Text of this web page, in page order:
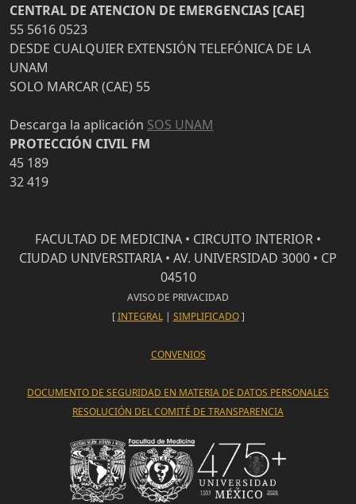
CENTRAL DE ATENCION DE EMERGENCIAS [CAE]
55 5616 0523
DESDE CUALQUIER EXTENSIÓN TELEFÓNICA DE LA
UNAM
SOLO MARCAR (CAE) 55
Descarga la aplicación SOS UNAM
PROTECCIÓN CIVIL FM
45 189
32 419
FACULTAD DE MEDICINA • CIRCUITO INTERIOR •
CIUDAD UNIVERSITARIA • AV. UNIVERSIDAD 3000 • CP
04510
AVISO DE PRIVACIDAD
[INTEGRAL| SIMPLIFICADO]
CONVENIOS
DOCUMENTO DE SEGURIDAD EN MATERIA DE DATOS PERSONALES
RESOLUCIÓN DEL COMITÉ DE TRANSPARENCIA